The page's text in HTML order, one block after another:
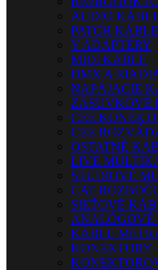
AUDIO
PATCH KÁBLE
Y ADAPTÉRY
MIDI KÁBLE
DMX A
NAPÁJACIE
ZÁSUVKOVÉ
CEE
CEE
OSTATNÉ
LIVE
ŠTÚDIOVÉ
CAT
SIEŤOVÉ
ANALÓGOVÉ
KÁBLE
KONEKTORY